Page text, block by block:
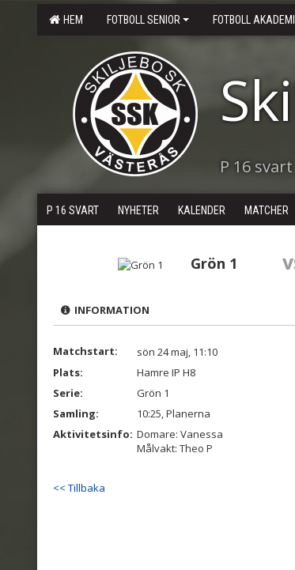
HEM FOTBOLL SENIOR FOTBOLL AKADEMI
P 16 svart
P 16 SVART NYHETER KALENDER MATCHER
Grön 1
INFORMATION
Matchstart:
sön 24 maj, 11:10
Plats:
Hamre IP H8
Serie:
Grön 1
Samling:
10:25, Planerna
Aktivitetsinfo: Domare: Vanessa
Målvakt: Theo P
<< Tillbaka